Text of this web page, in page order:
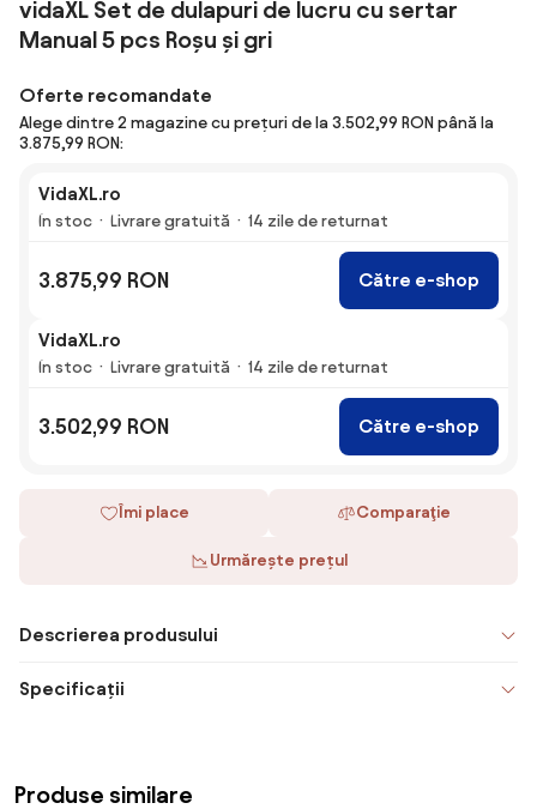
vidaXL Set de dulapuri de lucru cu sertar
Manual 5 pcs Roșu și gri
Oferte recomandate
Alege dintre 2 magazine cu prețuri de la 3.502,99 RON până la
3.875,99 RON:
VidaXL.ro
În stoc Livrare gratuită 14 zile de returnat
3.875,99 RON Către e-shop
VidaXL.ro
În stoc Livrare gratuită 14 zile de returnat
3.502,99 RON Către e-shop
Îmi place Comparaţie
Urmărește prețul
Descrierea produsului
Specificații
Produse similare